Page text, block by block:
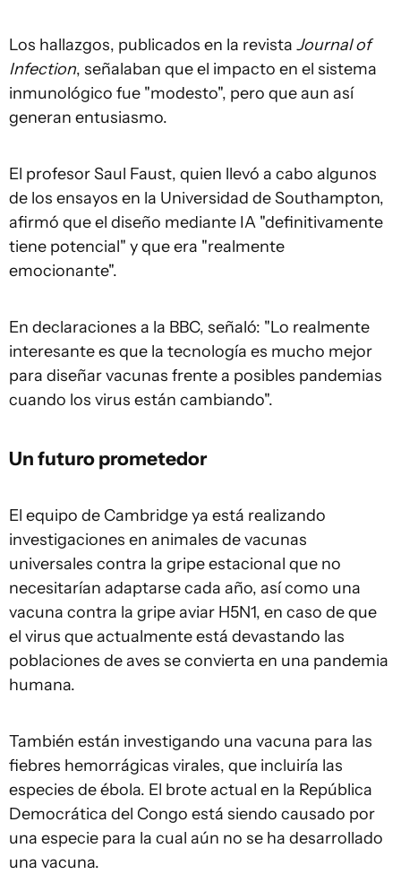
Los hallazgos, publicados en la revista Journal of
Infection, señalaban que el impacto en el sistema
inmunológico fue "modesto", pero que aun así
generan entusiasmo.
El profesor Saul Faust, quien llevó a cabo algunos
de los ensayos en la Universidad de Southampton,
afirmó que el diseño mediante IA "definitivamente
tiene potencial" y que era "realmente
emocionante".
En declaraciones a la BBC, señaló: "Lo realmente
interesante es que la tecnología es mucho mejor
para diseñar vacunas frente a posibles pandemias
cuando los virus están cambiando".
Un futuro prometedor
El equipo de Cambridge ya está realizando
investigaciones en animales de vacunas
universales contra la gripe estacional que no
necesitarían adaptarse cada año, así como una
vacuna contra la gripe aviar H5N1, en caso de que
el virus que actualmente está devastando las
poblaciones de aves se convierta en una pandemia
humana.
También están investigando una vacuna para las
fiebres hemorrágicas virales, que incluiría las
especies de ébola. El brote actual en la República
Democrática del Congo está siendo causado por
una especie para la cual aún no se ha desarrollado
una vacuna.